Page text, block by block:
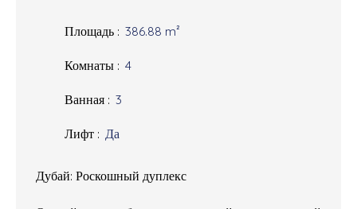
Площадь : 386.88 m²
Комнаты : 4
Ванная : 3
Лифт : Да
Дубай: Роскошный дуплекс